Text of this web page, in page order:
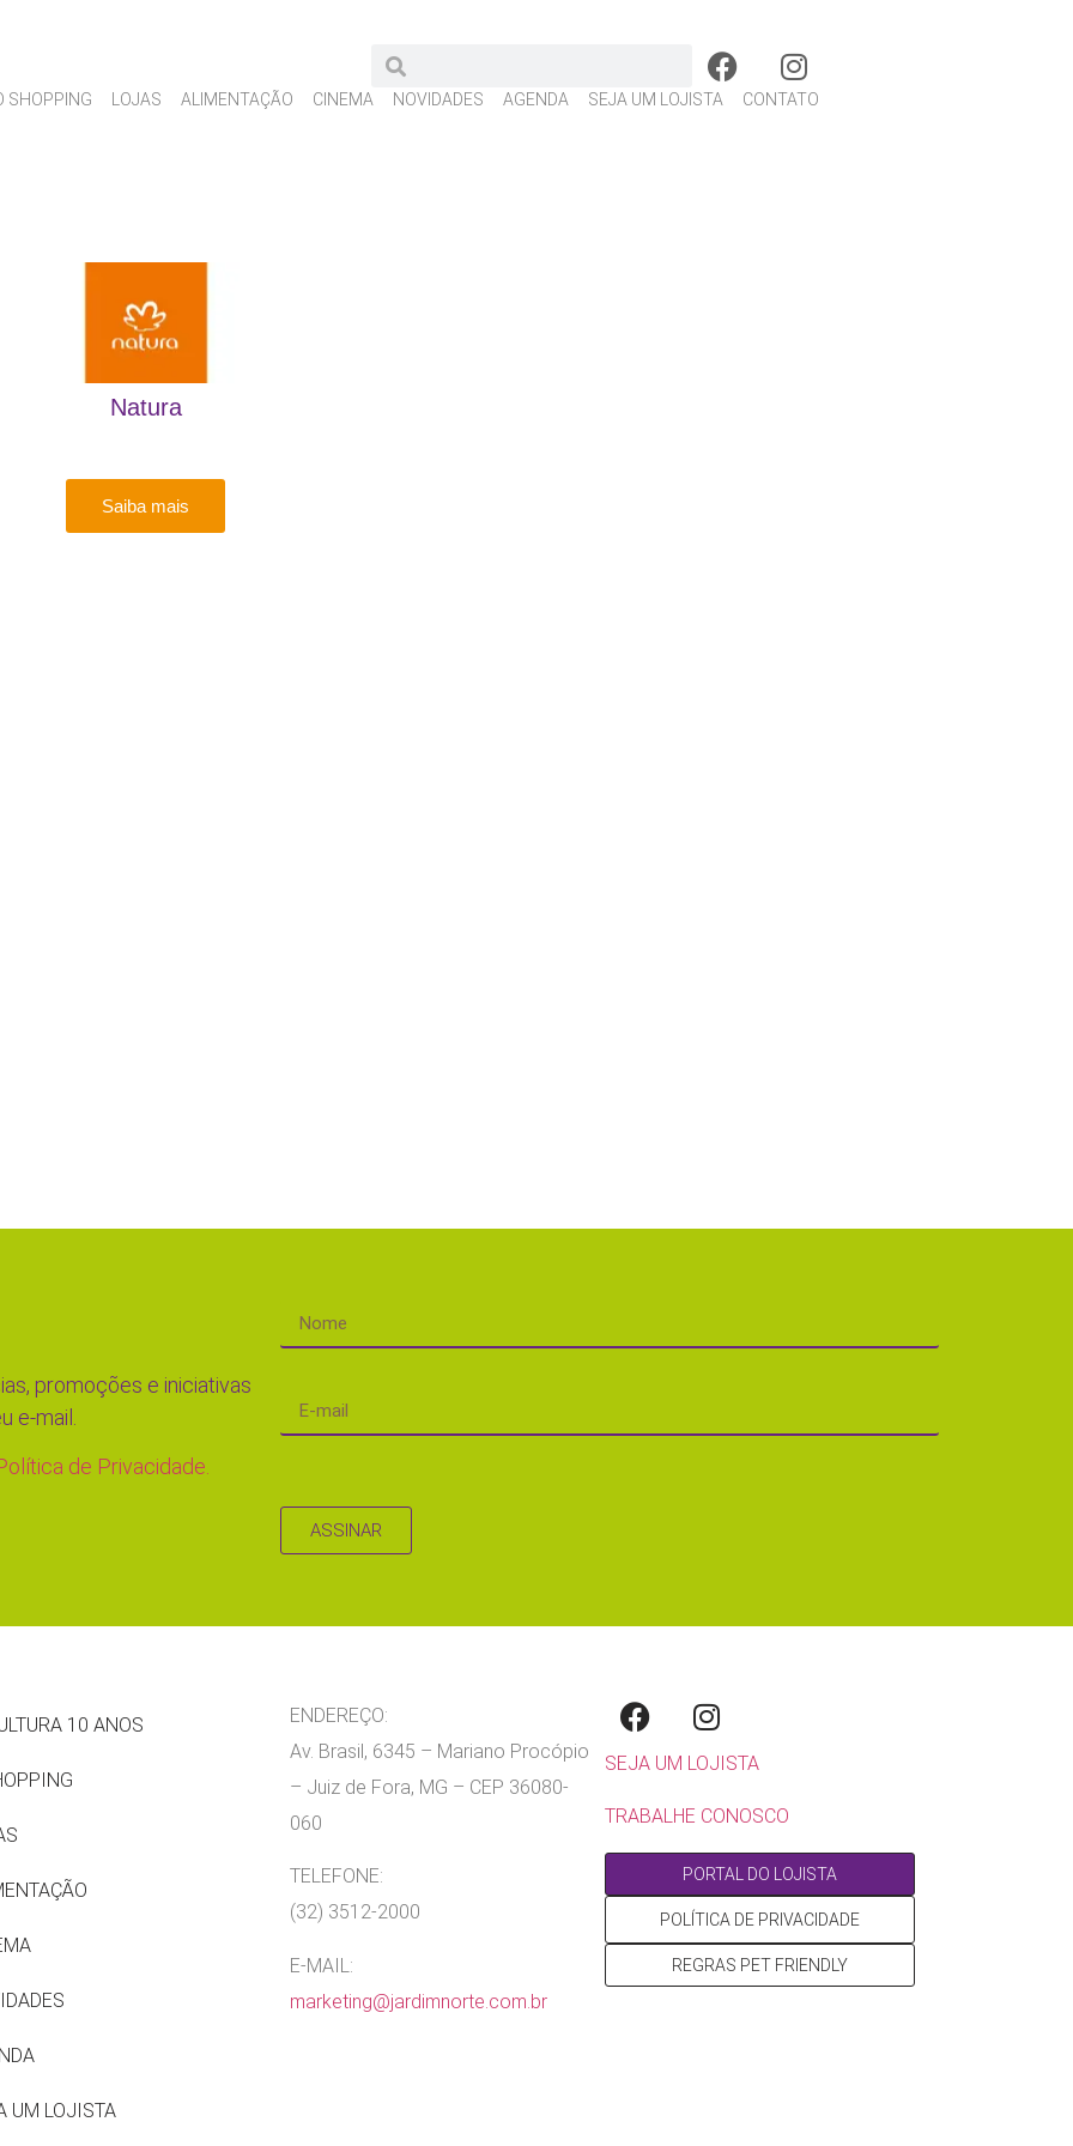
SHOPPING LOJAS ALIMENTAÇÃO CINEMA NOVIDADES AGENDA SEJA UM LOJISTA CONTATO
Natura
Saiba mais
promoções e iniciativas
e-mail.
de Privacidade.
ASSINAR
10 ANOS
UM LOJISTA
ENDEREÇO:
Av. Brasil, 6345 – Mariano Procópio
– Juiz de Fora, MG – CEP 36080-
060
TELEFONE:
(32) 3512-2000
E-MAIL:
marketing@jardimnorte.com.br
SEJA UM LOJISTA
TRABALHE CONOSCO
PORTAL DO LOJISTA
POLÍTICA DE PRIVACIDADE
REGRAS PET FRIENDLY